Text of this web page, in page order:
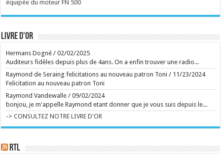
décédé à l'âge de 69 ans, ont annoncé ses proches
Ecrit le 07/08 18:02
La série d'animation signée Ricky Gervais, bien
campée, tourne toutefois en rond, à l'image de ses
matous virils, grivois et désoeuvrés. ...
Ecrit le 07/08 14:25
Et sur la route de Reims, Bartoli sort du gâteau
Capuano et Kosky signent un Rossini brillamment
délirant ...
Ecrit le 07/08 13:01
Retour aux sources de l'Art brut, à Lausanne, avec
de grands artistes venus des marges
La collection de l'Art brut, créée par Dubuffet, fête
Ecrit le 07/08 13:01
équipée du moteur FN 500
Livre d'or
Hermans Dogné /02/02/2025
Auditeurs fidèles depuis plus de 4ans. On a enfin trouver une radio...
Raymond de Seraing felicitations au nouveau patron Toni / 11/23/2024
Felicitation au nouveau patron Toni
Raymond Vandewalle /09/02/2024
bonjou, je m'appelle Raymond etant donner que je vous suis depuis le...
-> CONSULTEZ NOTRE LIVRE D'OR
RTL